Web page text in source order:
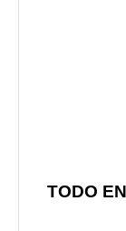
TODO